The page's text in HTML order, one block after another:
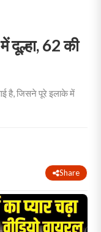
62 की
है, जिसने पूरे इलाके में
Share